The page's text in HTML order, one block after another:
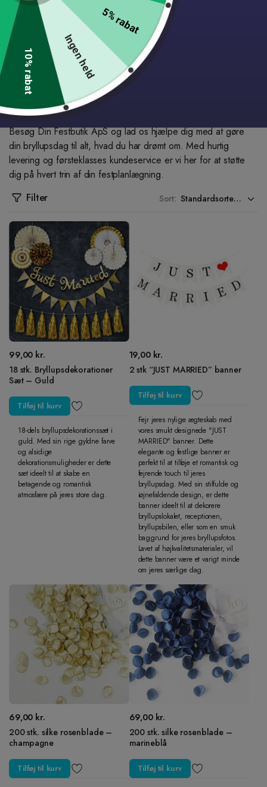
tilpasningsmuligheder, kan du sikre, at dit bryllup afspejler
din unikke stil og personlighed.
Kvalitet, du kan stole på
: Hos Din Festbutik forstår vi
vigtigheden af din store dag. Derfor tilbyder vi kun
produkter af højeste kvalitet, så du kan nyde dagen uden
bekymringer.
Start planlægningen af dit drømmebryllup
Besøg Din Festbutik ApS og lad os hjælpe dig med at gøre
din bryllupsdag til alt, hvad du har drømt om. Med hurtig
levering og førsteklasses kundeservice er vi her for at støtte
dig på hvert trin af din festplanlægning.
Filter
Sort:
99,00 kr.
18 stk. Bryllupsdekorationer
Sæt – Guld
Tilføj til kurv
18-dels bryllupsdekorationssæt i
guld. Med sin rige gyldne farve
og alsidige
dekorationsmuligheder er dette
sæt ideelt til at skabe en
betagende og romantisk
atmosfære på jeres store dag.
19,00 kr.
2 stk “JUST MARRIED” banner
Tilføj til kurv
Fejr jeres nylige ægteskab med
vores smukt designede "JUST
MARRIED" banner. Dette
elegante og festlige banner er
perfekt til at tilføje et romantisk og
fejrende touch til jeres
bryllupsdag. Med sin stilfulde og
iøjnefaldende design, er dette
banner ideelt til at dekorere
bryllupslokalet, receptionen,
bryllupsbilen, eller som en smuk
baggrund for jeres bryllupsfotos.
Lavet af højkvalitetsmaterialer, vil
dette banner være et varigt minde
om jeres særlige dag.
69,00 kr.
200 stk. silke rosenblade –
champagne
Tilføj til kurv
69,00 kr.
200 stk. silke rosenblade –
marineblå
Tilføj til kurv
5% rabat
Ingen held
10% rabat